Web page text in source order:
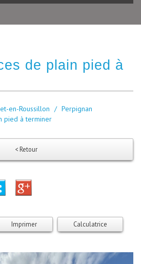
de plain pied à
en-Roussillon
Perpignan
pied à terminer
< Retour
Imprimer Calculatrice